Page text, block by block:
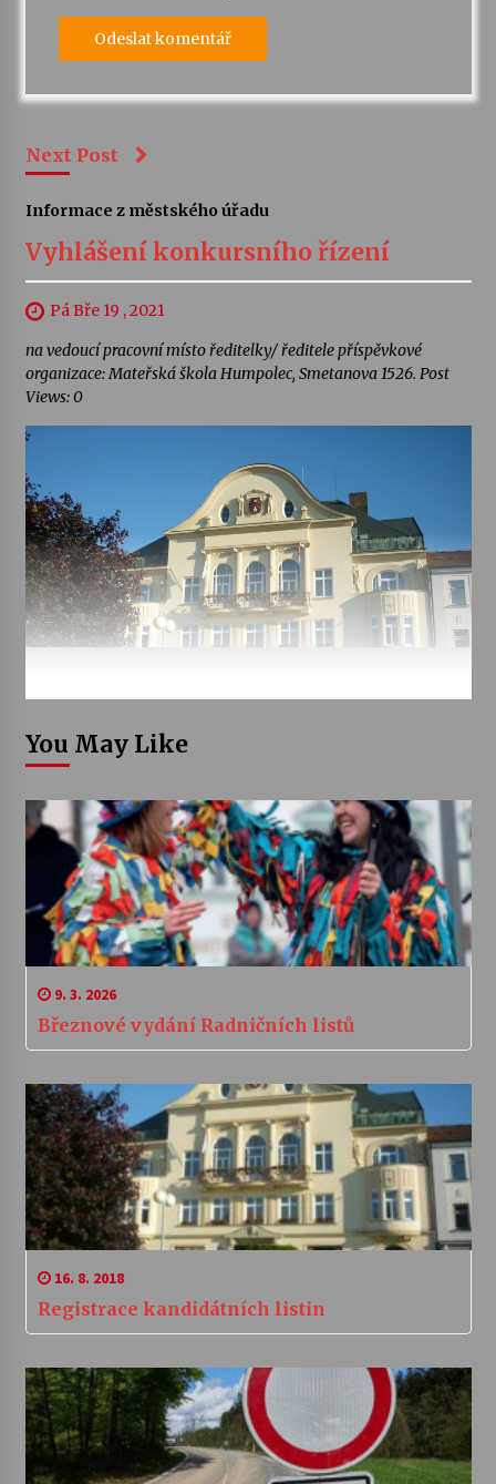
Next Post
Informace z městského úřadu
Vyhlášení konkursního řízení
Pá Bře 19 , 2021
na vedoucí pracovní místo ředitelky/ ředitele příspěvkové
organizace: Mateřská škola Humpolec, Smetanova 1526. Post
Views: 0
You May Like
9. 3. 2026
Březnové vydání Radničních listů
16. 8. 2018
Registrace kandidátních listin